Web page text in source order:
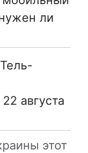
ли
августа
этот